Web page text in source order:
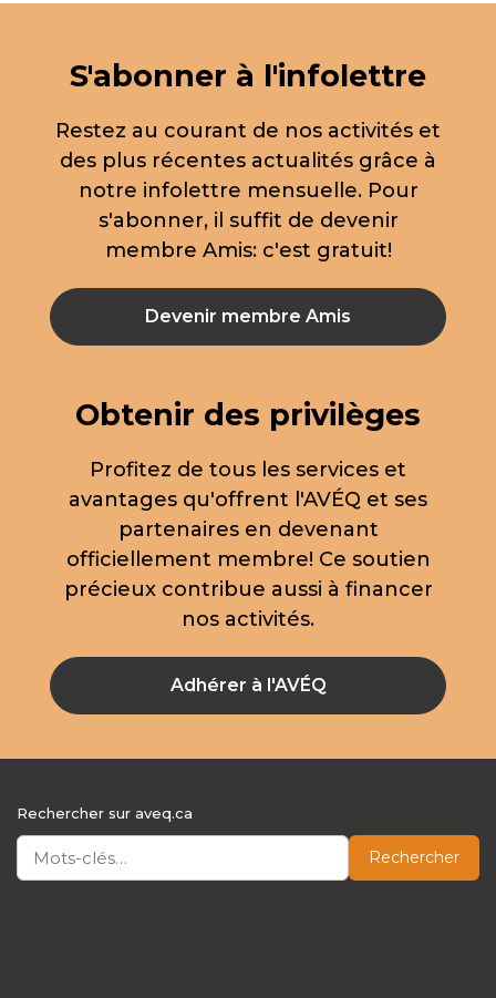
S'abonner à l'infolettre
Restez au courant de nos activités et
des plus récentes actualités grâce à
notre infolettre mensuelle. Pour
s'abonner, il suffit de devenir
membre Amis: c'est gratuit!
Devenir membre Amis
Obtenir des privilèges
Profitez de tous les services et
avantages qu'offrent l'AVÉQ et ses
partenaires en devenant
officiellement membre! Ce soutien
précieux contribue aussi à financer
nos activités.
Adhérer à l'AVÉQ
Rechercher sur aveq.ca
Rechercher